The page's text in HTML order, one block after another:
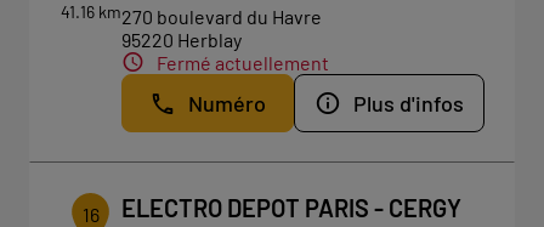
41.16 km270 boulevard du Havre
95220 Herblay
Fermé actuellement
Numéro Plus d'infos
16 ELECTRO DEPOT PARIS - CERGY